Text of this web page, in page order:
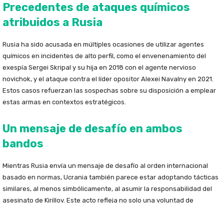
Precedentes de ataques químicos
atribuidos a Rusia
Rusia ha sido acusada en múltiples ocasiones de utilizar agentes
químicos en incidentes de alto perfil, como el envenenamiento del
exespía Sergei Skripal y su hija en 2018 con el agente nervioso
novichok, y el ataque contra el líder opositor Alexei Navalny en 2021.
Estos casos refuerzan las sospechas sobre su disposición a emplear
estas armas en contextos estratégicos.
Un mensaje de desafío en ambos
bandos
Mientras Rusia envía un mensaje de desafío al orden internacional
basado en normas, Ucrania también parece estar adoptando tácticas
similares, al menos simbólicamente, al asumir la responsabilidad del
asesinato de Kirillov. Este acto refleja no solo una voluntad de